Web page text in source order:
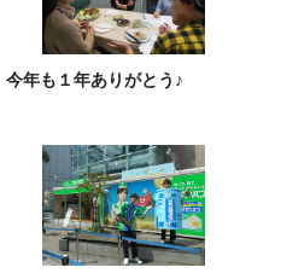
今年も１年ありがとう♪